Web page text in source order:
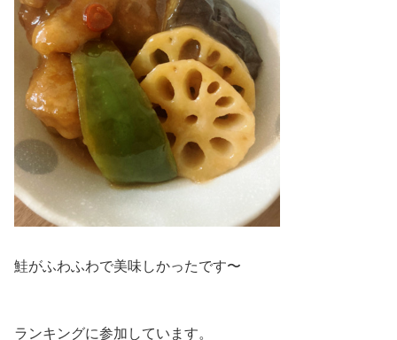
鮭がふわふわで美味しかったです〜
ランキングに参加しています。